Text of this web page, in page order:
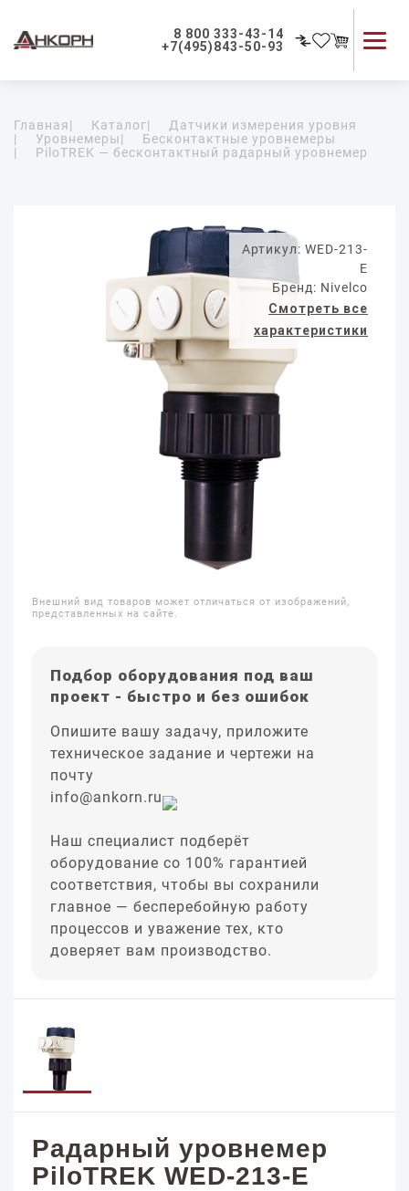
8 800 333-43-14
+7(495)843-50-93
Применение приборов
Как мы работаем
Главная| Каталог|
Датчики измерения уровня
|
Уровнемеры|
Бесконтактные уровнемеры
|
PiloTREK — бесконтактный радарный уровнемер
Артикул: WED-213-
E
Бренд: Nivelco
Смотреть все
характеристики
Внешний вид товаров может отличаться от изображений,
представленных на сайте.
Подбор оборудования под ваш
проект - быстро и без ошибок
Опишите вашу задачу, приложите
техническое задание и чертежи на
почту
info@ankorn.ru
Наш специалист подберёт
оборудование со 100% гарантией
соответствия, чтобы вы сохранили
главное — бесперебойную работу
процессов и уважение тех, кто
доверяет вам производство.
Радарный уровнемер
PiloTREK WED-213-E